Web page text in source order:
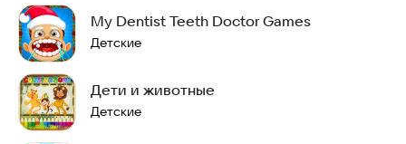
My Dentist Teeth Doctor Games
Детские
Дети и животные
Детские